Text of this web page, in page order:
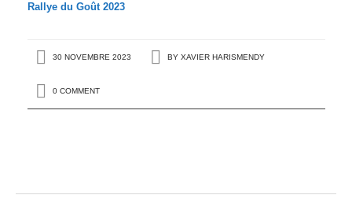
Rallye du Goût 2023
30 NOVEMBRE 2023 BY XAVIER HARISMENDY
0 COMMENT